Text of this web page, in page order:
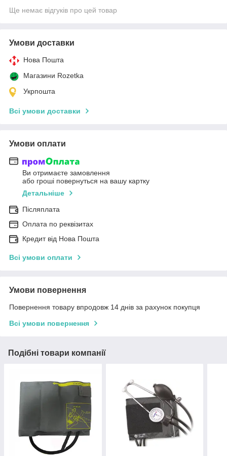
Ще немає відгуків про цей товар
Умови доставки
Нова Пошта
Магазини Rozetka
Укрпошта
Всі умови доставки
Умови оплати
Ви отримаєте замовлення
або гроші повернуться на вашу картку
Детальніше
Післяплата
Оплата по реквізитах
Кредит від Нова Пошта
Всі умови оплати
Умови повернення
Повернення товару впродовж 14 днів за рахунок покупця
Всі умови повернення
Подібні товари компанії